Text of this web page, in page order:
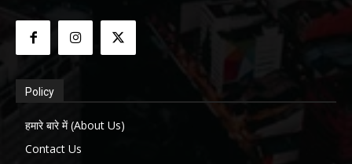
Policy
हमारे बारे में (About Us)
Contact Us